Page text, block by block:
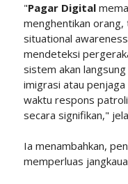
"Pagar Digital
menghentikan
situational
mendeteksi
sistem akan
imigrasi atau
waktu respons
secara signifikan,"
Ia menambahkan,
memperluas